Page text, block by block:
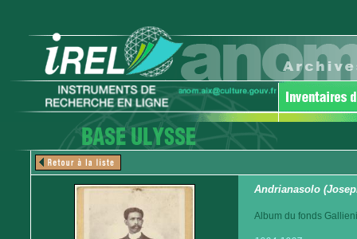
Andrianasolo
Album du fonds